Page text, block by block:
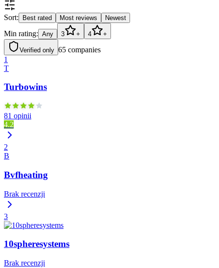
Sort: Best rated Most reviews Newest
Min rating: Any 3 + 4 +
Verified only 65 companies
1
T
Turbowins
81 opinii
4.2
2
B
Bvfheating
Brak recenzji
3
10spheresystems
Brak recenzji